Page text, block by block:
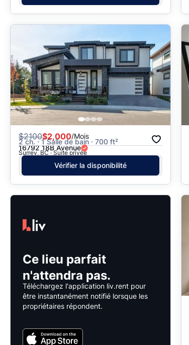
$2100$2,000/Mois
2 ch. · 1 Salle de bain · 700 ft²
16792 18B Avenue
Surrey, BC · Suite privée
Vérifier la disponibilité
Ce lieu parfait
n'attendra pas.
Téléchargez l'application liv.rent pour
être instantanément notifié lorsque les
propriétaires répondent.